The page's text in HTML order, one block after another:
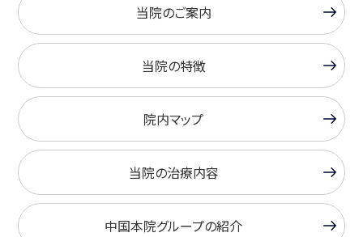
当院のご案内
当院の特徴
院内マップ
当院の治療内容
中国本院グループの紹介